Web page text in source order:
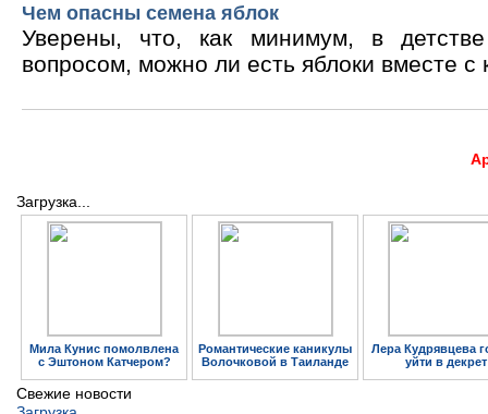
Чем опасны семена яблок
Уверены, что, как минимум, в
вопросом, можно ли есть яблоки вместе с
Загрузка...
Мила Кунис помолвлена
с Эштоном Катчером?
Романтические каникулы
Волочковой в Таиланде
Лера Кудрявцева
уйти в декрет
Свежие новости